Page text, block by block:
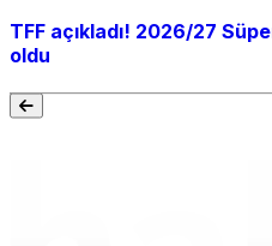
TFF açıkladı! 2026/27
oldu